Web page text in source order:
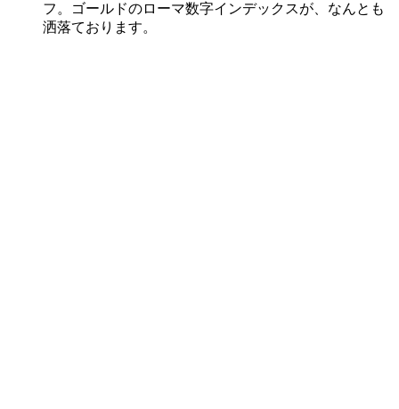
フ。ゴールドのローマ数字インデックスが、なんとも
洒落ております。